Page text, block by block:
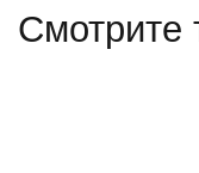
Смотрите